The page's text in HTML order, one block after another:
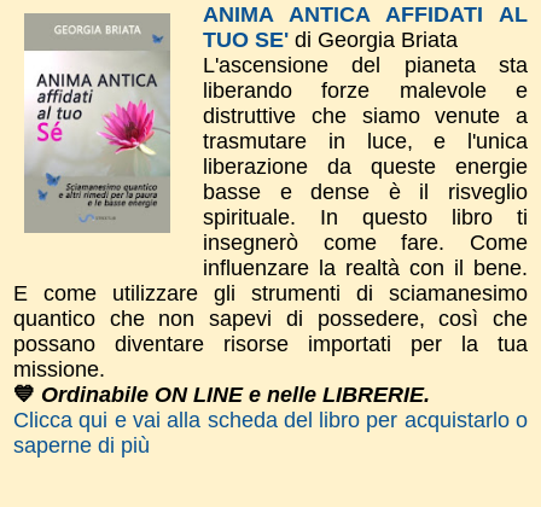
ANIMA ANTICA AFFIDATI AL
TUO SE' di Georgia Briata
L'ascensione del pianeta sta
liberando forze malevole e
distruttive che siamo venute a
trasmutare in luce, e l'unica
liberazione da queste energie
basse e dense è il risveglio
spirituale. In questo libro ti
insegnerò come fare. Come
influenzare la realtà con il bene.
E come utilizzare gli strumenti di sciamanesimo
quantico che non sapevi di possedere, così che
possano diventare risorse importati per la tua
missione.
💙 Ordinabile ON LINE e nelle LIBRERIE.
Clicca qui e vai alla scheda del libro per acquistarlo o
saperne di più